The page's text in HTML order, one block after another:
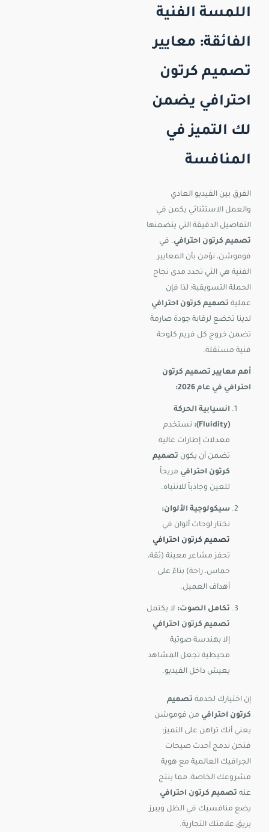
اللمسة الفنية
الفائقة: معايير
تصميم كرتون
احترافي يضمن
لك التميز في
المنافسة
الفرق بين الفيديو العادي
والعمل الاستثنائي يكمن في
التفاصيل الدقيقة التي يتضمنها
تصميم كرتون احترافي. في
فوموشن، نؤمن بأن المعايير
الفنية هي التي تحدد مدى نجاح
الحملة التسويقية؛ لذا فإن
عملية تصميم كرتون احترافي
لدينا تخضع لرقابة جودة صارمة
تضمن خروج كل فريم كلوحة
فنية مستقلة.
أهم معايير تصميم كرتون
احترافي في عام 2026:
انسيابية الحركة
(Fluidity):
نستخدم
معدلات إطارات عالية
تضمن أن يكون تصميم
كرتون احترافي مريحاً
للعين وجاذباً للانتباه.
سيكولوجية الألوان:
نختار لوحات ألوان في
تصميم كرتون احترافي
تحفز مشاعر معينة (ثقة،
حماس، راحة) بناءً على
أهداف العميل.
تكامل الصوت: لا يكتمل
تصميم كرتون احترافي
إلا بهندسة صوتية
محيطية تجعل المشاهد
يعيش داخل الفيديو.
إن اختيارك لخدمة تصميم
كرتون احترافي من فوموشن
يعني أنك تراهن على التميز؛
فنحن ندمج أحدث صيحات
الجرافيك العالمية مع هوية
مشروعك الخاصة، مما ينتج
عنه تصميم كرتون احترافي
يضع منافسيك في الظل ويبرز
بريق علامتك التجارية.